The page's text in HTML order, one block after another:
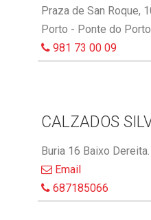
Praza de San Roque,
Porto - Ponte do Porto
981 73 00 09
CALZADOS
Buria 16 Baixo
Email
687185066